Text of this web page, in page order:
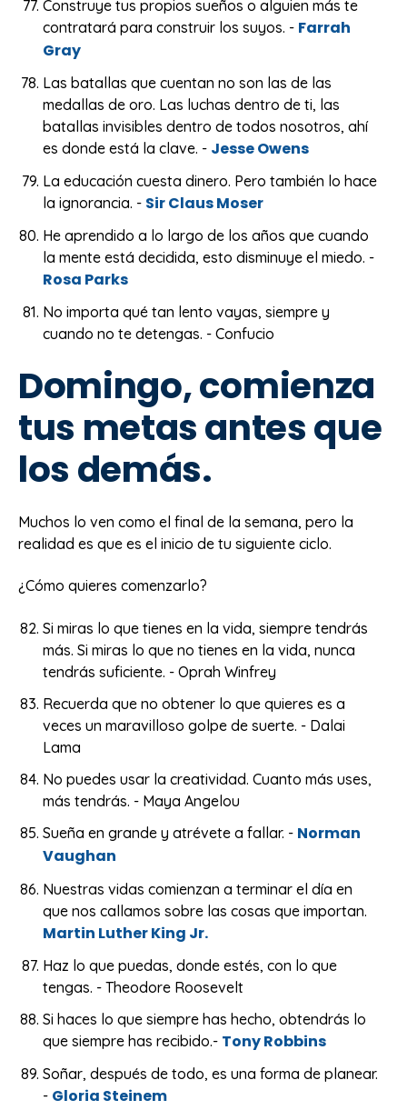
Construye tus propios sueños o alguien más te
contratará para construir los suyos. - Farrah
Gray
Las batallas que cuentan no son las de las
medallas de oro. Las luchas dentro de ti, las
batallas invisibles dentro de todos nosotros, ahí
es donde está la clave. - Jesse Owens
La educación cuesta dinero. Pero también lo hace
la ignorancia. - Sir Claus Moser
He aprendido a lo largo de los años que cuando
la mente está decidida, esto disminuye el miedo. -
Rosa Parks
No importa qué tan lento vayas, siempre y
cuando no te detengas. - Confucio
Domingo, comienza
tus metas antes que
los demás.
Muchos lo ven como el final de la semana, pero la
realidad es que es el inicio de tu siguiente ciclo.
¿Cómo quieres comenzarlo?
Si miras lo que tienes en la vida, siempre tendrás
más. Si miras lo que no tienes en la vida, nunca
tendrás suficiente. - Oprah Winfrey
Recuerda que no obtener lo que quieres es a
veces un maravilloso golpe de suerte. - Dalai
Lama
No puedes usar la creatividad. Cuanto más uses,
más tendrás. - Maya Angelou
Sueña en grande y atrévete a fallar. - Norman
Vaughan
Nuestras vidas comienzan a terminar el día en
que nos callamos sobre las cosas que importan.
Martin Luther King Jr.
Haz lo que puedas, donde estés, con lo que
tengas. - Theodore Roosevelt
Si haces lo que siempre has hecho, obtendrás lo
que siempre has recibido.- Tony Robbins
Soñar, después de todo, es una forma de planear.
- Gloria Steinem